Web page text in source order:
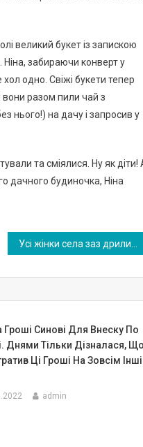
великий букет із запискою
забираючи конверт у
одно. Свіжі букети тепер
вони разом пили чай з
нього!) на дачу і запросив у
та сміялися. Ну як діти!
дачного будиночка, Ніна
Гроші Синові Для Внеску По
Днями Тільки Дізналася,
Ці Гроші На Зовсім Інші
admin